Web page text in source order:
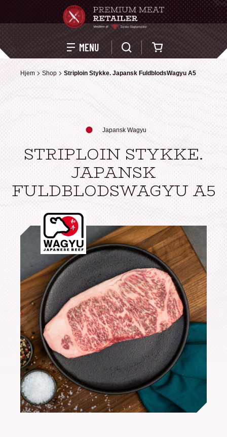
MENU
Hjem Shop Striploin Stykke. Japansk FuldblodsWagyu A5
Hjem Shop Striploin Stykke. Japansk FuldblodsWagyu A5
Japansk Wagyu
STRIPLOIN STYKKE.
JAPANSK
FULDBLODSWAGYU A5